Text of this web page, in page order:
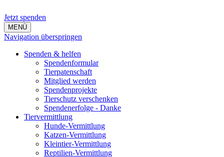
Jetzt spenden
MENÜ
Navigation überspringen
Spenden & helfen
Spendenformular
Tierpatenschaft
Mitglied werden
Spendenprojekte
Tierschutz verschenken
Spendenerfolge - Danke
Tiervermittlung
Hunde-Vermittlung
Katzen-Vermittlung
Kleintier-Vermittlung
Reptilien-Vermittlung